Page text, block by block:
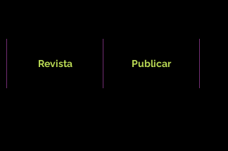
Revista Publicar